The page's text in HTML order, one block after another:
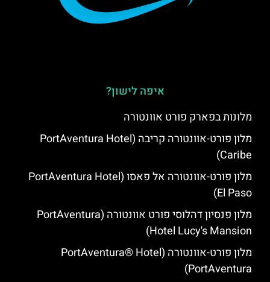
איפה לישון?
מלונות בפארק פורט אוונטורה
מלון פורט-אוונטורה קריבה (PortAventura Hotel
Caribe)
מלון פורט-אוונטורה אל פאסו (PortAventura Hotel
El Paso)
מלון פנסיון דהלוסי פורט אוונטורה (PortAventura
Hotel Lucy's Mansion‬)
מלון פורט-אוונטורה (PortAventura® Hotel
PortAventura)